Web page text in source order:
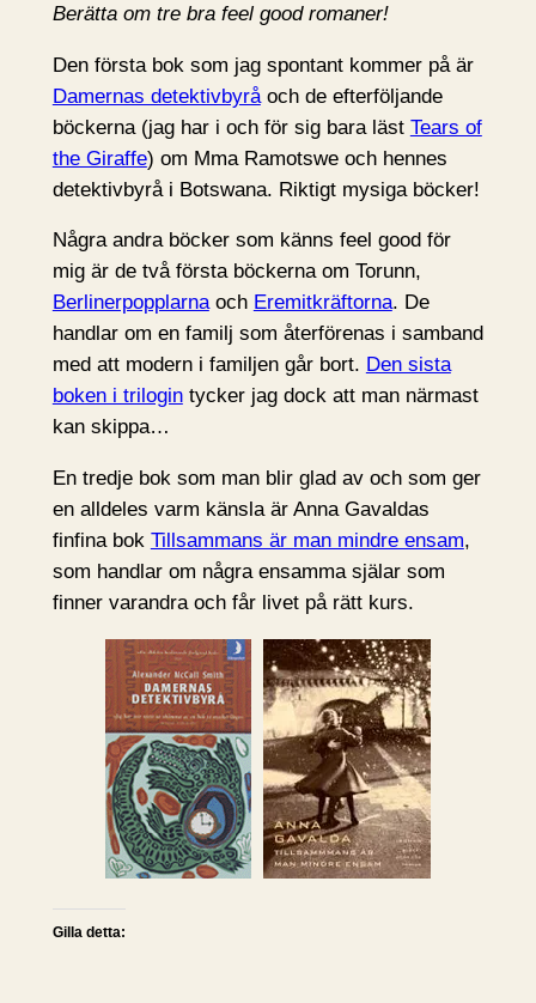
Berätta om tre bra feel good romaner!
Den första bok som jag spontant kommer på är
Damernas detektivbyråoch de efterföljande
böckerna (jag har i och för sig bara läst Tears of
the Giraffe) om Mma Ramotswe och hennes
detektivbyrå i Botswana. Riktigt mysiga böcker!
Några andra böcker som känns feel good för
mig är de två första böckerna om Torunn,
Berlinerpopplarnaoch Eremitkräftorna. De
handlar om en familj som återförenas i samband
med att modern i familjen går bort. Den sista
boken i trilogintycker jag dock att man närmast
kan skippa…
En tredje bok som man blir glad av och som ger
en alldeles varm känsla är Anna Gavaldas
finfina bok Tillsammans är man mindre ensam,
som handlar om några ensamma själar som
finner varandra och får livet på rätt kurs.
Gilla detta: